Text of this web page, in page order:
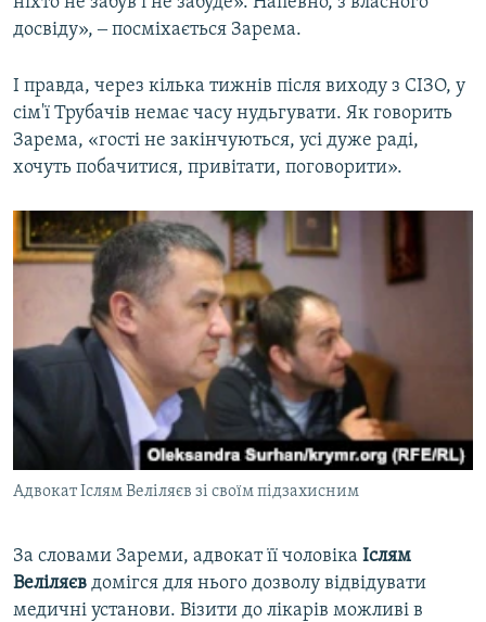
досвіду», ‒ посміхається Зарема.
І правда, через кілька тижнів після виходу з СІЗО, у
сім'ї Трубачів немає часу нудьгувати. Як говорить
Зарема, «гості не закінчуються, усі дуже раді,
хочуть побачитися, привітати, поговорити».
Адвокат Іслям Веліляєв зі своїм підзахисним
За словами Зареми, адвокат її чоловіка Іслям
Веліляєв домігся для нього дозволу відвідувати
медичні установи. Візити до лікарів можливі в